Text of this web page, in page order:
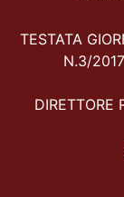
TESTATA
N.3/
DIRETTORE